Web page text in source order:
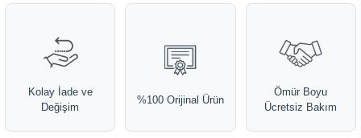
Kolay İade ve
Değişim
%100 Orijinal Ürün
Ömür Boyu
Ücretsiz Bakım